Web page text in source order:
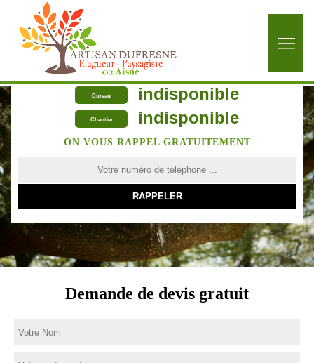
Bureau indisponible
Chantier indisponible
ON VOUS RAPPEL GRATUITEMENT
Demande de devis gratuit